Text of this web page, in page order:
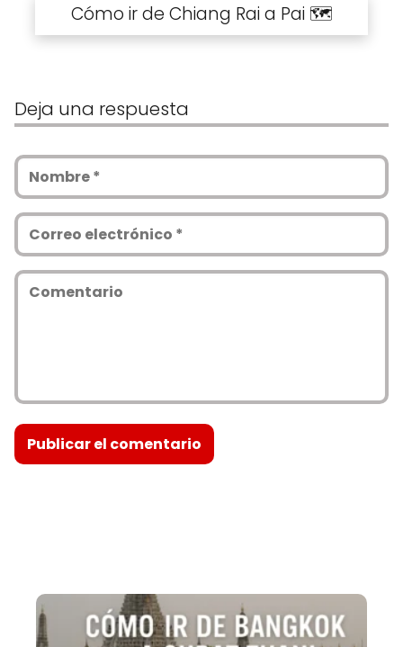
Cómo ir de Chiang Rai a Pai 🗺️
Deja una respuesta